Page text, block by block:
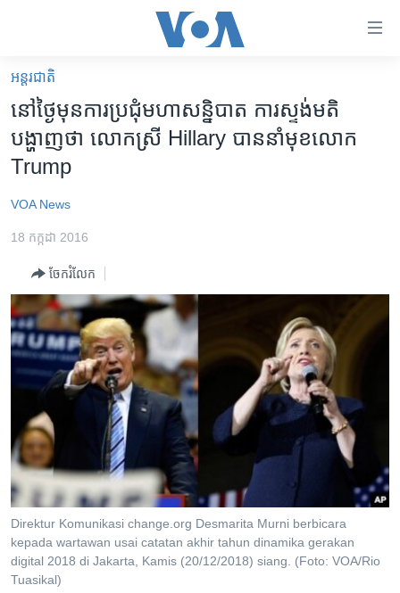
គេហទំព័រ​
ទាក់ទង
និង​
ទំព័រ​
ព័ត៌មាន​​
រំលង​
និង​
ចូល​
ទៅ​
សម្ព័ន្ធ​
រំលង​
និង​
ចូល​
ទៅ​
កាន់​
ទំព័រ​
ស្វែង​
កម្ពុជា
អន្តរជាតិ
អាមេរិក
ព្រឹត្តិការណ៍ព័ត៌មាន
ទូរទស្សន៍ / វីដេអូ​
វិទ្យុ / ផតខាសថ៍
កម្មវិធីទាំងអស់
Khmer English
បណ្តាញ​សង្គម
ភាសា
អន្តរជាតិ
នៅ​ថ្ងៃមុន​ការប្រជុំមហា​​សន្និបាត ការស្ទង់មតិ
បង្ហាញ​ថា លោក​ស្រី Hillary បាន​នាំ​មុខ​លោក​
Trump
VOA News
18 កក្កដា 2016
ចែករំលែក
Direktur Komunikasi change.org Desmarita Murni berbicara
kepada wartawan usai catatan akhir tahun dinamika gerakan
digital 2018 di Jakarta, Kamis (20/12/2018) siang. (Foto: VOA/Rio
Tuasikal)